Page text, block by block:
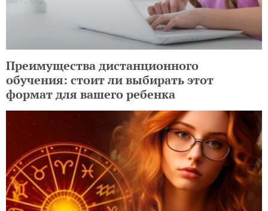
Преимущества дистанционного
обучения: стоит ли выбирать этот
формат для вашего ребенка